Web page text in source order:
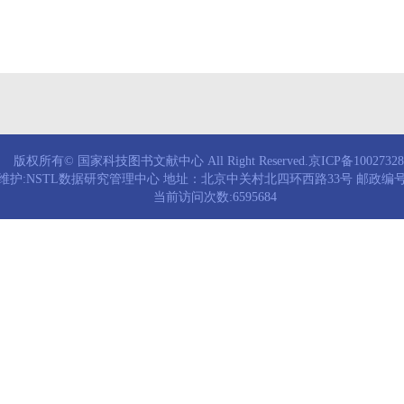
版权所有© 国家科技图书文献中心 All Right Reserved.京ICP备
护:NSTL数据研究管理中心 地址：北京中关村北四环西路33号 邮政编
当前访问次数:6595684